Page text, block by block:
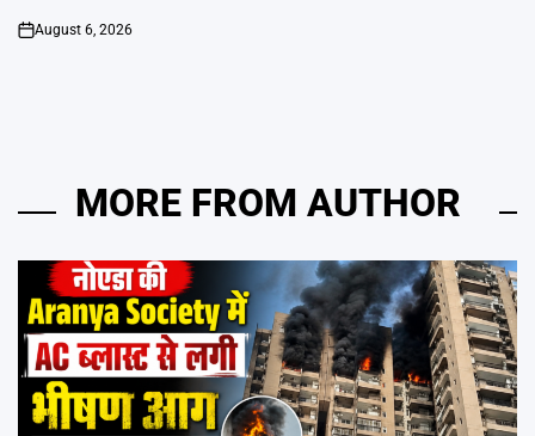
on
August 6, 2026
MORE FROM AUTHOR